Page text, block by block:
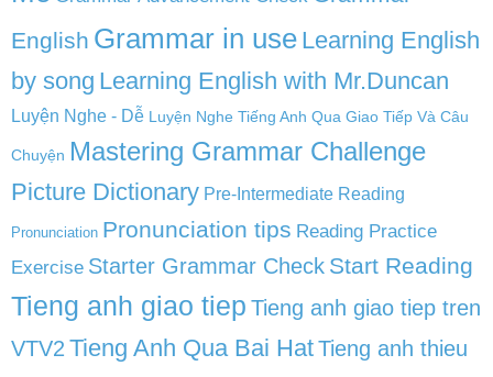
English Grammar in use Learning English
by song Learning English with Mr.Duncan
Luyện Nghe - Dễ Luyện Nghe Tiếng Anh Qua Giao Tiếp Và Câu
Chuyện Mastering Grammar Challenge
Picture Dictionary Pre-Intermediate Reading
Pronunciation Pronunciation tips Reading Practice
Exercise Starter Grammar Check Start Reading
Tieng anh giao tiep Tieng anh giao tiep tren
VTV2 Tieng Anh Qua Bai HatTieng anh thieu